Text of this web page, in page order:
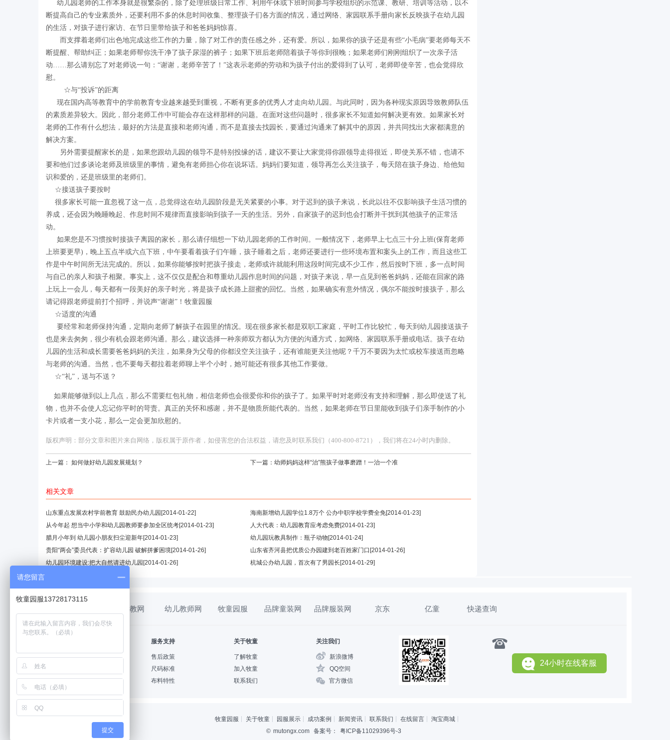
幼儿园老师的工作本身就是很繁杂的，除了处理班级日常工作、利用午休或下班时间参与学校组织的示范课、教研、培训等活动，以不
断提高自己的专业素质外，还要利用不多的休息时间收集、整理孩子们各方面的情况，通过网络、家园联系手册向家长反映孩子在幼儿园
的生活，对孩子进行家访、在节日里带给孩子和爸爸妈妈惊喜。
而支撑着老师们出色地完成这些工作的力量，除了对工作的责任感之外，还有爱。所以，如果你的孩子还是有些“小毛病”要老师每天不
断提醒、帮助纠正；如果老师帮你洗干净了孩子尿湿的裤子；如果下班后老师陪着孩子等你到很晚；如果老师们刚刚组织了一次亲子活
动……那么请别忘了对老师说一句：“谢谢，老师辛苦了！”这表示老师的劳动和为孩子付出的爱得到了认可，老师即使辛苦，也会觉得欣
慰。
☆与“投诉”的距离
现在国内高等教育中的学前教育专业越来越受到重视，不断有更多的优秀人才走向幼儿园。与此同时，因为各种现实原因导致教师队伍
的素质差异较大。因此，部分老师工作中可能会存在这样那样的问题。在面对这些问题时，很多家长不知道如何解决更有效。如果家长对
老师的工作有什么想法，最好的方法是直接和老师沟通，而不是直接去找园长，要通过沟通来了解其中的原因，并共同找出大家都满意的
解决方案。
另外需要提醒家长的是，如果您跟幼儿园的领导不是特别投缘的话，建议不要让大家觉得你跟领导走得很近，即使关系不错，也请不
要和他们过多谈论老师及班级里的事情，避免有老师担心你在说坏话。妈妈们要知道，领导再怎么关注孩子，每天陪在孩子身边、给他知
识和爱的，还是班级里的老师们。
☆接送孩子要按时
很多家长可能一直忽视了这一点，总觉得这在幼儿园阶段是无关紧要的小事。对于迟到的孩子来说，长此以往不仅影响孩子生活习惯的
养成，还会因为晚睡晚起、作息时间不规律而直接影响到孩子一天的生活。另外，自家孩子的迟到也会打断并干扰到其他孩子的正常活
动。
如果您是不习惯按时接孩子离园的家长，那么请仔细想一下幼儿园老师的工作时间。一般情况下，老师早上七点三十分上班(保育老师
上班要更早)，晚上五点半或六点下班，中午要看着孩子们午睡，孩子睡着之后，老师还要进行一些环境布置和案头上的工作，而且这些工
作是中午时间所无法完成的。所以，如果你能够按时把孩子接走，老师或许就能利用这段时间完成不少工作，然后按时下班，多一点时间
与自己的亲人和孩子相聚。事实上，这不仅仅是配合和尊重幼儿园作息时间的问题，对孩子来说，早一点见到爸爸妈妈，还能在回家的路
上玩上一会儿，每天都有一段美好的亲子时光，将是孩子成长路上甜蜜的回忆。当然，如果确实有意外情况，偶尔不能按时接孩子，那么
请记得跟老师提前打个招呼，并说声“谢谢”！牧童园服
☆适度的沟通
要经常和老师保持沟通，定期向老师了解孩子在园里的情况。现在很多家长都是双职工家庭，平时工作比较忙，每天到幼儿园接送孩子
也是来去匆匆，很少有机会跟老师沟通。那么，建议选择一种亲师双方都认为方便的沟通方式，如网络、家园联系手册或电话。孩子在幼
儿园的生活和成长需要爸爸妈妈的关注，如果身为父母的你都没空关注孩子，还有谁能更关注他呢？千万不要因为太忙或校车接送而忽略
与老师的沟通。当然，也不要每天都拉着老师聊上半个小时，她可能还有很多其他工作要做。
☆“礼”，送与不送？
如果能够做到以上几点，那么不需要红包礼物，相信老师也会很爱你和你的孩子了。如果平时对老师没有支持和理解，那么即使送了礼
物，也并不会使人忘记你平时的苛责。真正的关怀和感谢，并不是物质所能代表的。当然，如果老师在节日里能收到孩子们亲手制作的小
卡片或者一支小花，那么一定会更加欣慰的。
版权声明：部分文章和图片来自网络，版权属于原作者，如侵害您的合法权益，请您及时联系我们（400-800-8721），我们将在24小时内删除。
上一篇： 如何做好幼儿园发展规划？ 下一篇： 幼师妈妈这样“治”熊孩子做事磨蹭！一治一个准
相关文章
山东重点发展农村学前教育 鼓励民办幼儿园 [2014-01-22] 海南新增幼儿园学位1.8万个 公办中职学校学费全免[2014-01-23]
从今年起 想当中小学和幼儿园教师要参加全区统考[2014-01-23] 人大代表：幼儿园教育应考虑免费[2014-01-23]
腊月小年到 幼儿园小朋友扫尘迎新年[2014-01-23] 幼儿园玩教具制作：瓶子动物 [2014-01-24]
贵阳“两会”委员代表：扩容幼儿园 破解拼爹困境[2014-01-26] 山东省齐河县把优质公办园建到老百姓家门口 [2014-01-26]
幼儿园环境建设:把大自然请进幼儿园 [2014-01-26] 杭城公办幼儿园，首次有了男园长 [2014-01-29]
幼教网 幼儿教师网 牧童园服 品牌童装网 品牌服装网 京东 亿童 快递查询
购物指南
配送方式
服务支持
售后政策
尺码标准
布料特性
关于牧童
了解牧童
加入牧童
联系我们
关注我们
新浪微博
QQ空间
官方微信
24小时在线客服
牧童园服 关于牧童 园服展示 成功案例 新闻资讯 联系我们 在线留言
淘宝商城
© mutongx.com 备案号： 粤ICP备11029396号-3
请您留言
牧童园服13728173115
提交